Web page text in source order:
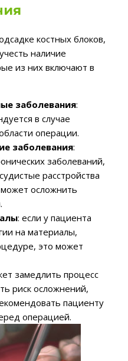
костных блоков,
наличие
из них включают в
заболевания:
в случае
операции.
заболевания:
заболеваний,
расстройства
осложнить
: если у пациента
на материалы,
это может
замедлить процесс
риск осложнений,
пациенту
операцией.